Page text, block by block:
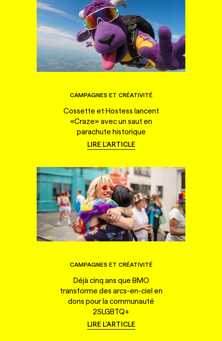
CAMPAGNES ET CRÉATIVITÉ
Cossette et Hostess lancent
«Craze» avec un saut en
parachute historique
LIRE L'ARTICLE
CAMPAGNES ET CRÉATIVITÉ
Déjà cinq ans que BMO
transforme des arcs-en-ciel en
dons pour la communauté
2SLGBTQ+
LIRE L'ARTICLE